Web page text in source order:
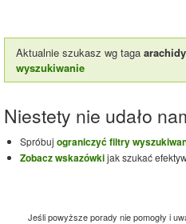
Kontakt
Aktualnie szukasz wg taga arachidy
wyszukiwanie
Niestety nie udało
Spróbuj ograniczyć filtry
Zobacz wskazówkijak szukać
Jeśli powyższe porady nie pomogły i